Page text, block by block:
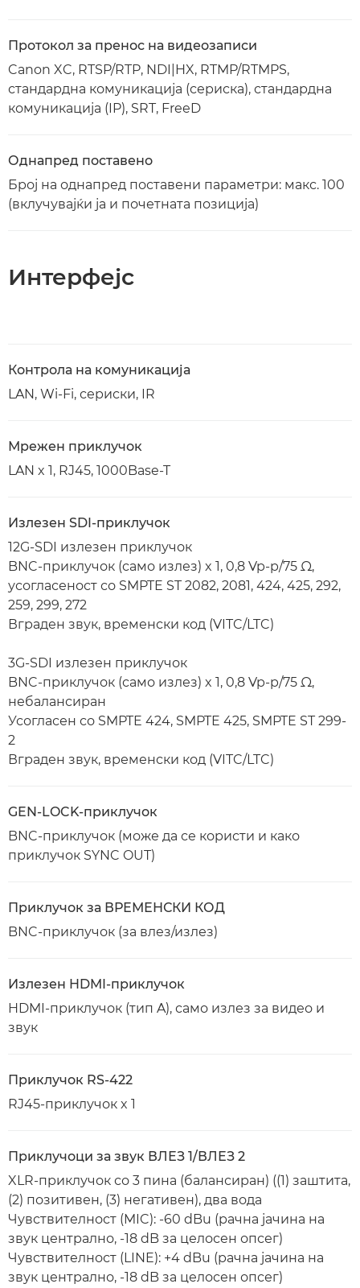
Протокол за пренос на видеозаписи
Canon XC, RTSP/RTP, NDI|HX, RTMP/RTMPS,
стандардна комуникација (сериска), стандардна
комуникација (IP), SRT, FreeD
Однапред поставено
Број на однапред поставени параметри: макс. 100
(вклучувајќи ја и почетната позиција)
Интерфејс
Контрола на комуникација
LAN, Wi-Fi, сериски, IR
Мрежен приклучок
LAN x 1, RJ45, 1000Base-T
Излезен SDI-приклучок
12G-SDI излезен приклучок
BNC-приклучок (само излез) x 1, 0,8 Vp-p/75 Ω,
усогласеност со SMPTE ST 2082, 2081, 424, 425, 292,
259, 299, 272
Вграден звук, временски код (VITC/LTC)
3G-SDI излезен приклучок
BNC-приклучок (само излез) x 1, 0,8 Vp-p/75 Ω,
небалансиран
Усогласен со SMPTE 424, SMPTE 425, SMPTE ST 299-
2
Вграден звук, временски код (VITC/LTC)
GEN-LOCK-приклучок
BNC-приклучок (може да се користи и како
приклучок SYNC OUT)
Приклучок за ВРЕМЕНСКИ КОД
BNC-приклучок (за влез/излез)
Излезен HDMI-приклучок
HDMI-приклучок (тип A), само излез за видео и
звук
Приклучок RS-422
RJ45-приклучок x 1
Приклучоци за звук ВЛЕЗ 1/ВЛЕЗ 2
XLR-приклучок со 3 пина (балансиран) ((1) заштита,
(2) позитивен, (3) негативен), два вода
Чувствителност (MIC): -60 dBu (рачна јачина на
звук централно, -18 dB за целосен опсег)
Чувствителност (LINE): +4 dBu (рачна јачина на
звук централно, -18 dB за целосен опсег)